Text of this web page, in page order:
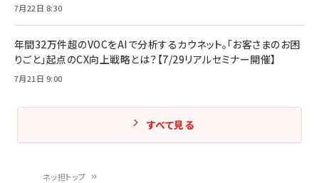
ネッ担トップ
7月22日 8:30
年間32万件超のVOCをAIで分析するカウネット。「お客さまのお困
りごと」起点のCX向上戦略とは？【7/29リアルセミナー開催】
7月21日 9:00
すべて見る